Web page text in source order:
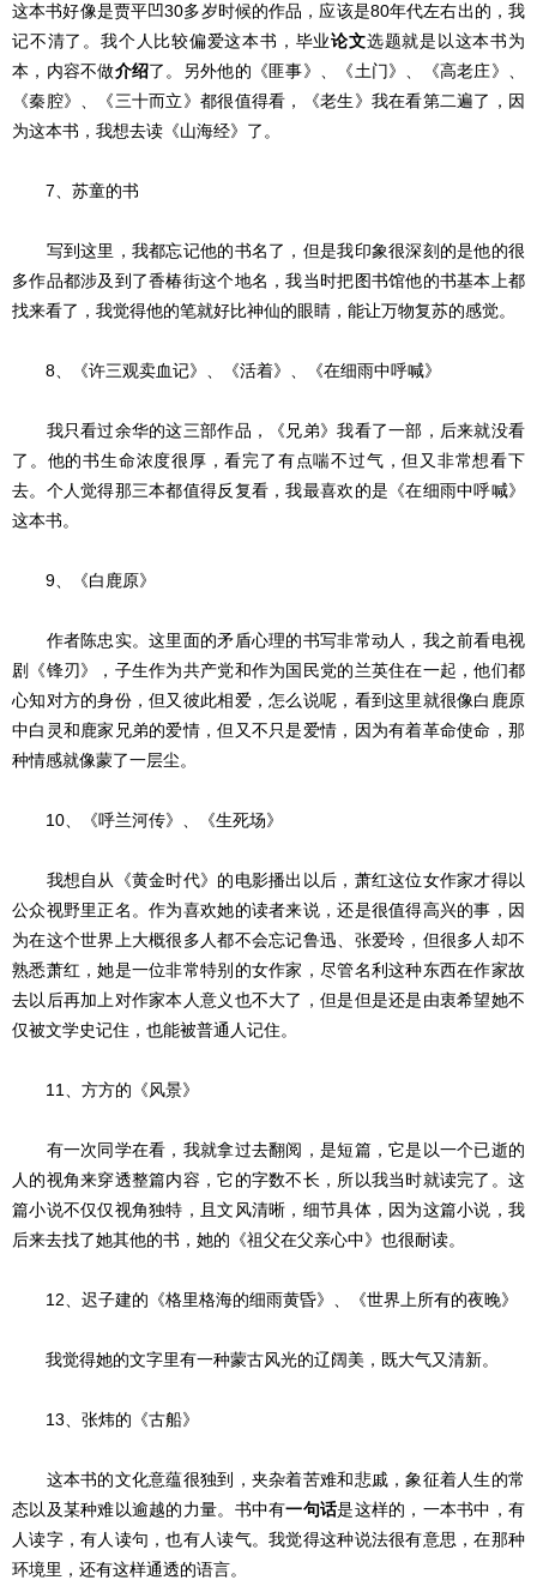
这本书好像是贾平凹30多岁时候的作品，应该是80年代左右出的，我
记不清了。我个人比较偏爱这本书，毕业论文选题就是以这本书为
本，内容不做介绍了。另外他的《匪事》、《土门》、《高老庄》、
《秦腔》、《三十而立》都很值得看，《老生》我在看第二遍了，因
为这本书，我想去读《山海经》了。
7、苏童的书
写到这里，我都忘记他的书名了，但是我印象很深刻的是他的很
多作品都涉及到了香椿街这个地名，我当时把图书馆他的书基本上都
找来看了，我觉得他的笔就好比神仙的眼睛，能让万物复苏的感觉。
8、《许三观卖血记》、《活着》、《在细雨中呼喊》
我只看过余华的这三部作品，《兄弟》我看了一部，后来就没看
了。他的书生命浓度很厚，看完了有点喘不过气，但又非常想看下
去。个人觉得那三本都值得反复看，我最喜欢的是《在细雨中呼喊》
这本书。
9、《白鹿原》
作者陈忠实。这里面的矛盾心理的书写非常动人，我之前看电视
剧《锋刃》，子生作为共产党和作为国民党的兰英住在一起，他们都
心知对方的身份，但又彼此相爱，怎么说呢，看到这里就很像白鹿原
中白灵和鹿家兄弟的爱情，但又不只是爱情，因为有着革命使命，那
种情感就像蒙了一层尘。
10、《呼兰河传》、《生死场》
我想自从《黄金时代》的电影播出以后，萧红这位女作家才得以
公众视野里正名。作为喜欢她的读者来说，还是很值得高兴的事，因
为在这个世界上大概很多人都不会忘记鲁迅、张爱玲，但很多人却不
熟悉萧红，她是一位非常特别的女作家，尽管名利这种东西在作家故
去以后再加上对作家本人意义也不大了，但是但是还是由衷希望她不
仅被文学史记住，也能被普通人记住。
11、方方的《风景》
有一次同学在看，我就拿过去翻阅，是短篇，它是以一个已逝的
人的视角来穿透整篇内容，它的字数不长，所以我当时就读完了。这
篇小说不仅仅视角独特，且文风清晰，细节具体，因为这篇小说，我
后来去找了她其他的书，她的《祖父在父亲心中》也很耐读。
12、迟子建的《格里格海的细雨黄昏》、《世界上所有的夜晚》
我觉得她的文字里有一种蒙古风光的辽阔美，既大气又清新。
13、张炜的《古船》
这本书的文化意蕴很独到，夹杂着苦难和悲戚，象征着人生的常
态以及某种难以逾越的力量。书中有一句话是这样的，一本书中，有
人读字，有人读句，也有人读气。我觉得这种说法很有意思，在那种
环境里，还有这样通透的语言。